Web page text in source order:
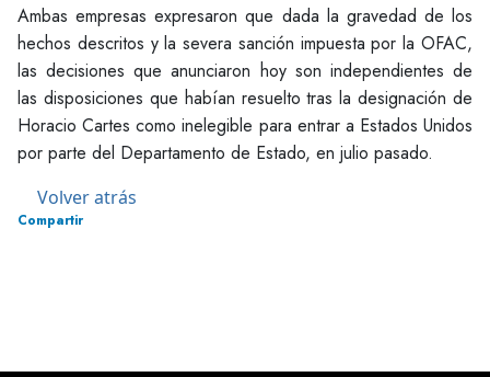
Ambas empresas expresaron que dada la gravedad de los
hechos descritos y la severa sanción impuesta por la OFAC,
las decisiones que anunciaron hoy son independientes de
las disposiciones que habían resuelto tras la designación de
Horacio Cartes como inelegible para entrar a Estados Unidos
por parte del Departamento de Estado, en julio pasado.
Volver atrás
Compartir